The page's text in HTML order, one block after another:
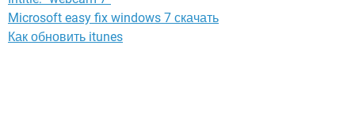
Microsoft easy fix windows 7 скачать
Как обновить itunes